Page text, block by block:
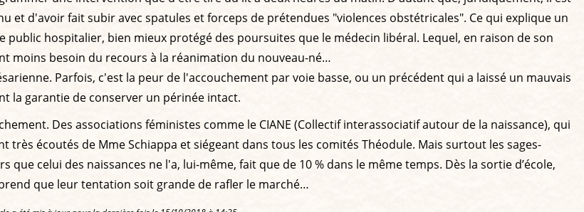
et d'avoir fait subir avec spatules et forceps de prétendues "violences obstétricales". Ce qui explique un
hospitalier, bien mieux protégé des poursuites que le médecin libéral. Lequel, en raison de son
moins besoin du recours à la réanimation du nouveau-né…
Parfois, c'est la peur de l'accouchement par voie basse, ou un précédent qui a laissé un mauvais
la garantie de conserver un périnée intact.
Des associations féministes comme le CIANE (Collectif interassociatif autour de la naissance), qui
écoutés de Mme Schiappa et siégeant dans tous les comités Théodule. Mais surtout les sages-
celui des naissances ne l'a, lui-même, fait que de 10 % dans le même temps. Dès la sortie d’école,
que leur tentation soit grande de rafler le marché…